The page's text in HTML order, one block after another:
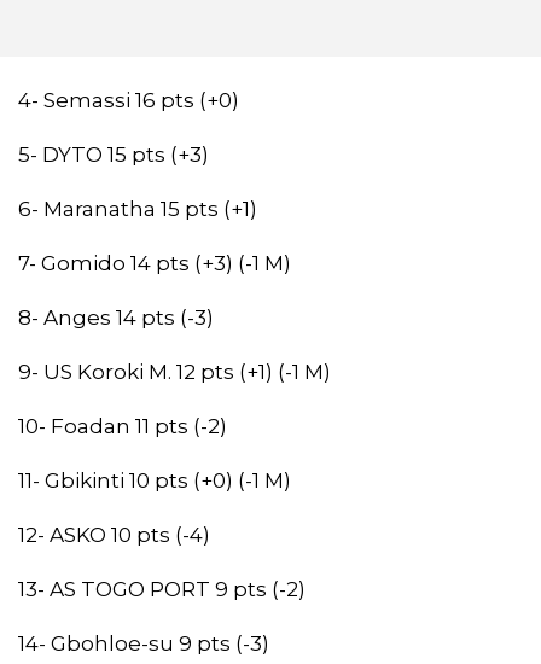
4- Semassi 16 pts (+0)
5- DYTO 15 pts (+3)
6- Maranatha 15 pts (+1)
7- Gomido 14 pts (+3) (-1 M)
8- Anges 14 pts (-3)
9- US Koroki M. 12 pts (+1) (-1 M)
10- Foadan 11 pts (-2)
11- Gbikinti 10 pts (+0) (-1 M)
12- ASKO 10 pts (-4)
13- AS TOGO PORT 9 pts (-2)
14- Gbohloe-su 9 pts (-3)